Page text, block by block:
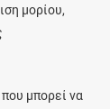
τις
τις
μορίου,
που μπορεί να